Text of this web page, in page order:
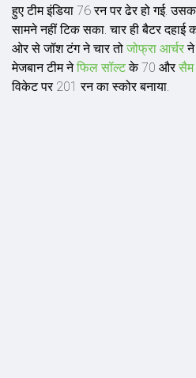
हुए टीम इंडिया 76 रन पर ढेर हो गई.
सामने नहीं टिक सका. चार ही बैटर
ओर से जॉश टंग ने चार तो जोफ्रा आर्चरने
मेजबान टीम नेफिल सॉल्टके 70 औरसैम
विकेट पर 201 रन का स्कोर बनाया.